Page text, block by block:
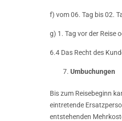
f) vom 06. Tag bis 02.
g) 1. Tag vor der Reise
6.4 Das Recht des
Umbuchungen
Bis zum Reisebeginn
eintretende
entstehenden